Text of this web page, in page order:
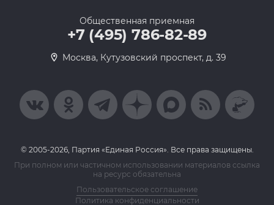
Общественная приемная
+7 (495) 786-82-89
Москва, Кутузовский проспект, д. 39
© 2005-2026, Партия «Единая Россия». Все права защищены.
При полном или частичном использовании материалов ссылка
на ресурс обязательна
Пользовательское соглашение
Политика конфиденциальности